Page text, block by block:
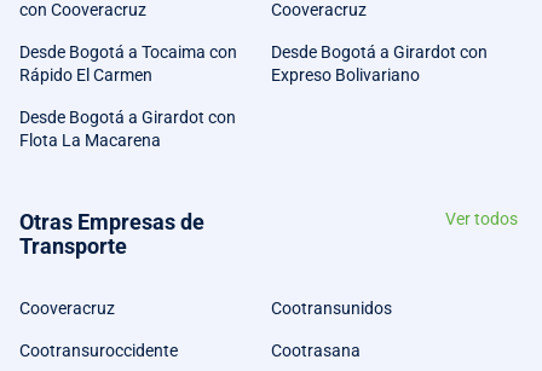
con Cooveracruz
Cooveracruz
Desde Bogotá a Tocaima con
Rápido El Carmen
Desde Bogotá a Girardot con
Expreso Bolivariano
Desde Bogotá a Girardot con
Flota La Macarena
Otras Empresas de
Transporte
Ver todos
Cooveracruz Cootransunidos
Cootransuroccidente Cootrasana